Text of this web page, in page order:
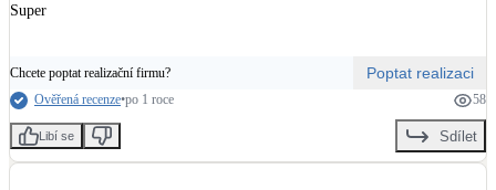
Super
Chcete poptat realizační firmu? Poptat realizaci
Ověřená recenze•po 1 roce 58
Libí se Sdílet